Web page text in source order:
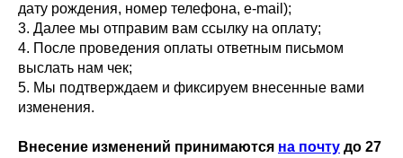
дату рождения, номер телефона, e-mail);
3. Далее мы отправим вам ссылку на оплату;
4. После проведения оплаты ответным письмом
выслать нам чек;
5. Мы подтверждаем и фиксируем внесенные вами
изменения.
Внесение изменений принимаются на почту до 27